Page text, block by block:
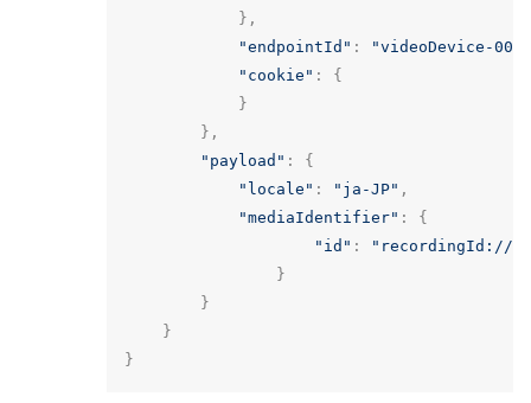
},
"endpointId" :
"videoDevice-001"
"cookie" :
{
}
},
"payload" :
{
"locale" : "ja-JP" ,
"mediaIdentifier" :
{
"id" :
"recordingId://
}
}
}
}